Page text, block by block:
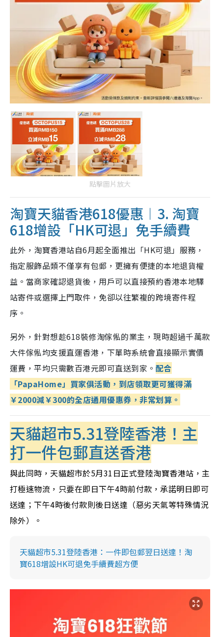
點擊圖片放大
淘寶天貓香港618優惠︱3. 淘寶
618增設「HK可退」免手續費
此外，淘寶香港站自6月起全面推出「HK可退」服務，
指定服飾品類不僅享有包郵，更擁有便捷的本地退貨權
益。當商家確認退貨後，用戶可以直接預約香港本地驛
站寄件或選擇上門取件，免卻以往繁複的跨境寄件程
序。
另外，針對想趁618裝修淘傢俬的業主，現時超過千萬款
大件傢俬均支援直運香港，下單時系統會直接顯示實價
運費，平均只需數百港元即可直送到家。 配合
「PapaHome」買家俱活動，到店領取更可獲得滿
￥2000減￥300的全店通用優惠券，非常划算。
天貓超市5.31登陸香港！主
打一件包郵直送香港
與此同時，天貓超市於5月31日正式登陸淘寶香港站，主
打極速物流，只要在即日下午4時前付款，承諾明日即可
送達；下午4時後付款則後日送達（惡劣天氣等特殊情況
除外）。
天貓超市5.31登陸香港：一件即包郵翌日送達！淘
寶618增設HK可退免手續費超方便